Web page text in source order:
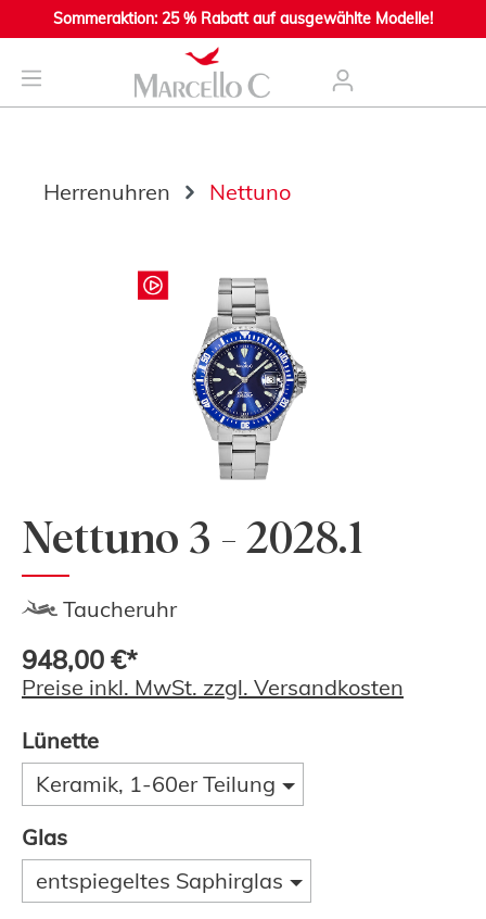
springen
Sommeraktion: 25 % Rabatt auf ausgewählte Modelle!
Herrenuhren Nettuno
Nettuno 3 - 2028.1
Taucheruhr
948,00 €*
Preise inkl. MwSt. zzgl. Versandkosten
Lünette
Keramik, 1-60er Teilung
Glas
entspiegeltes Saphirglas